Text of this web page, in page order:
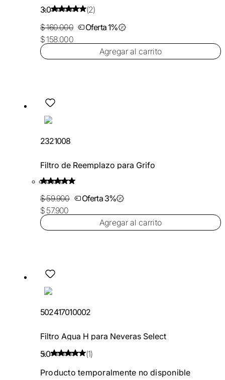
3.0
(2)
$ 160.000
Oferta 1%
$ 158.000
Agregar al carrito
2321008
Filtro de Reemplazo para Grifo
$ 59.900
Oferta 3%
$ 57.900
Agregar al carrito
502417010002
Filtro Agua H para Neveras Select
5.0
(1)
Producto temporalmente no disponible